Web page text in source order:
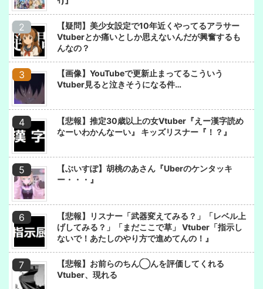
【疑問】美少女設定で10年近くやってるアラサー
Vtuberとか痛いとしか思えないんだが興奮するも
んなの？
【画像】YouTubeで更新止まってるこういう
Vtuber見ると泣きそうになる件…
【悲報】推定30歳以上の女Vtuber『えー漢字読め
なーいわかんなーい』 キッズリスナー『！？』
【ぶいすぽ】胡桃のあさん『Uberのケンタッキ
ー・・・』
【悲報】リスナー「武器変えてみる？」「レベル上
げしてみる？」「まだここで草」 Vtuber「指示し
ないで！あたしのやり方で進めてんの！』
【悲報】お前らのちん◯んを評価してくれる
Vtuber、現れる